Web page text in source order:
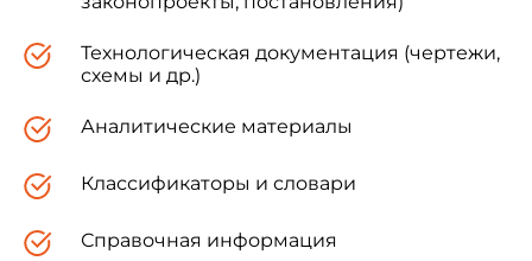
Технологическая документация (чертежи,
схемы и др.)
Аналитические материалы
Классификаторы и словари
Справочная информация